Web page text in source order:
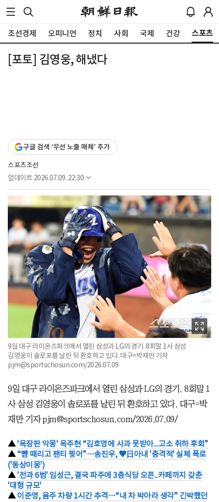
조선경제 오피니언 정치 사회 국제 건강 스포츠
[포토] 김영웅, 해냈다
구글 검색 ‘우선 노출 매체’ 추가
스포츠조선
업데이트 2026.07.09. 22:30
9일 대구 라이온즈파크에서 열린 삼성과 LG의 경기. 8회말 1사 삼성
김영웅이 솔로포를 날린 뒤 환호하고 있다. 대구=박재만 기자
pjm@sportschosun.com/2026.07.09
9일 대구 라이온즈파크에서 열린 삼성과 LG의 경기. 8회말 1
사 삼성 김영웅이 솔로포를 날린 뒤 환호하고 있다. 대구=박
재만 기자 pjm@sportschosun.com/2026.07.09/
▲ '옥장판 악몽' 옥주현 “김호영에 사과 못받아...고소 취하 후회”
▲ “뺨 때리고 팬티 찢어”…송진우, ♥日아내 '충격적' 실체 폭로
('동상이몽')
▲ '전과 6범' 임성근, 결국 파주에 3층식당 오픈..카페까지 갖춘
'대형 규모'
▲ 이준영, 음주 차량 1시간 추격…“내 차 박아라 생각” 긴박했던